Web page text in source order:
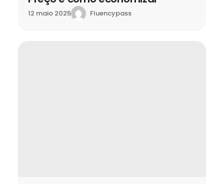
12 maio 2025 Fluencypass